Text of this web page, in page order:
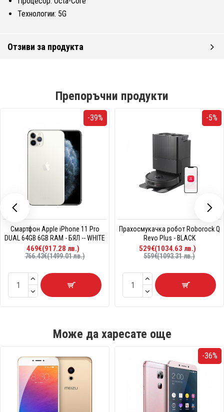
Технологии: 5G
Отзиви за продукта
Препоръчни продукти
-39%
Смартфон Apple iPhone 11 Pro
DUAL 64GB 6GB RAM - БЯЛ -- WHITE
469€(917.28 лв.)
766.43€(1499.01 лв.)
-5%
Прахосмукачка робот Roborock Q
Revo Plus - BLACK
529€(1034.63 лв.)
559€(1093.31 лв.)
Може да харесате още
-36%